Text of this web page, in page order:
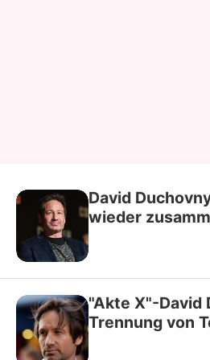
David
wieder
"Akte X"-David
Trennung von